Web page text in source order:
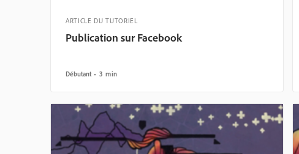
ARTICLE DU TUTORIEL
Publication sur Facebook
Débutant 3 min